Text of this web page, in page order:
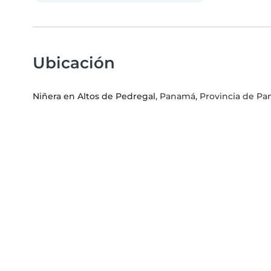
Ubicación
Niñera en Altos de Pedregal, Panamá, Provincia de